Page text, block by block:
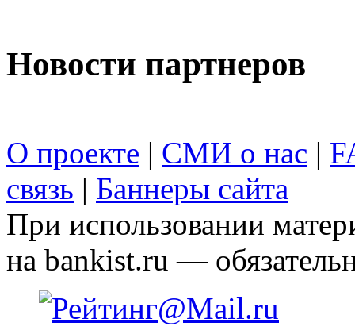
Новости партнеров
О проекте | СМИ о нас |
связь | Баннеры сайта
При использовании
на bankist.ru —